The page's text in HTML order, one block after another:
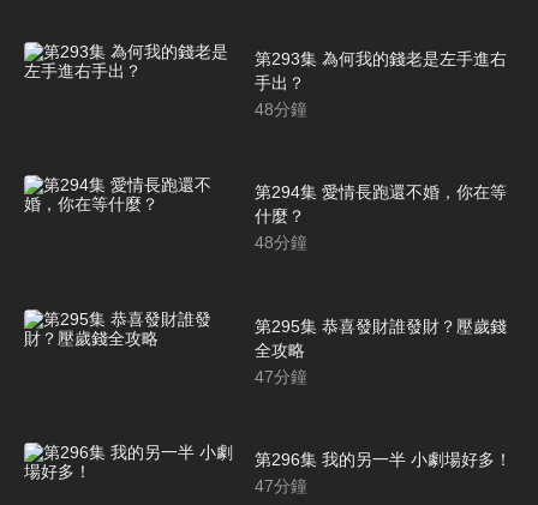
第293集 為何我的錢老是左手進右
手出？
48分鐘
第294集 愛情長跑還不婚，你在等
什麼？
48分鐘
第295集 恭喜發財誰發財？壓歲錢
全攻略
47分鐘
第296集 我的另一半 小劇場好多！
47分鐘